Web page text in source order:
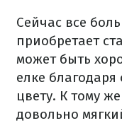
Сейчас все
приобретает
может быть
елке благодаря
цвету. К тому
довольно